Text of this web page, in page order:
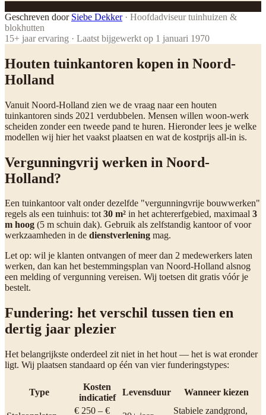
Geschreven door Siebe Dekker· Hoofdadviseur tuinhuizen &
blokhutten
15+ jaar ervaring · Laatst bijgewerkt op 1 januari 1970
Houten tuinkantoren kopen in Noord-
Holland
Vanuit Noord-Holland zien we de vraag naar een houten
tuinkantoren sinds 2021 verdubbelen. Mensen willen woon-werk
scheiden zonder een tweede pand te huren. Hieronder lees je welke
modellen wij hier het vaakst plaatsen en wat de kostprijs all-in is.
Vergunningvrij werken in Noord-
Holland?
Een tuinkantoor valt onder dezelfde "vergunningvrije bouwwerken"
regels als een tuinhuis: tot30 m² in het achtererfgebied, maximaal 3
m hoog (5 m schuin dak). Gebruik als zelfstandig kantoor of voor
werkzaamheden in de dienstverlening mag.
Let op: wil je klanten ontvangen of meer dan 2 medewerkers laten
werken, dan kan het bestemmingsplan van Noord-Holland alsnog
een melding of vergunning vereisen. Wij toetsen dit gratis vóór je
bestelt.
Fundering: het verschil tussen tien en
dertig jaar plezier
Het belangrijkste onderdeel zit niet in het hout — het is wat eronder
ligt. Wij plaatsen standaard op één van vier funderingstypes:
Type
Kosten
indicatief
Levensduur Wanneer kiezen
€ 250 – €
Stabiele zandgrond,